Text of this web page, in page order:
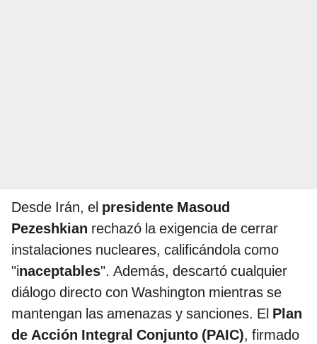
Desde Irán, el presidente Masoud
Pezeshkian rechazó la exigencia de cerrar
instalaciones nucleares, calificándola como
"inaceptables". Además, descartó cualquier
diálogo directo con Washington mientras se
mantengan las amenazas y sanciones. El Plan
de Acción Integral Conjunto (PAIC), firmado